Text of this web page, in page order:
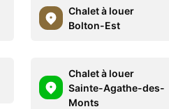
Chalet à louer
Bolton-Est
Chalet à louer
Sainte-Agathe-des-
Monts